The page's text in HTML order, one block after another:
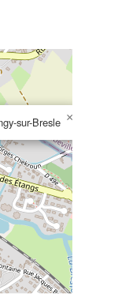
sur-Bresle ×